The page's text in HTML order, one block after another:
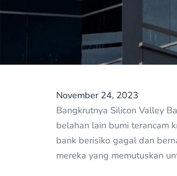
November 24, 2023
Bangkrutnya Silicon Valley
belahan lain bumi terancam
bank berisiko gagal dan
mereka yang memutuskan